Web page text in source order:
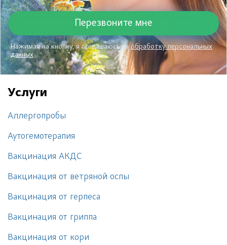
Нажимая на кнопку, я соглашаюсь наобработку персональных
данных
Услуги
Аллергопробы
Аутогемотерапия
Вакцинация АКДС
Вакцинация от ветряной оспы
Вакцинация от герпеса
Вакцинация от гриппа
Вакцинация от кори